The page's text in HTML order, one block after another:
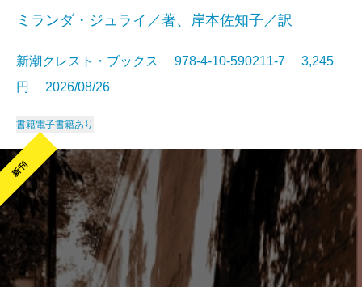
ミランダ・ジュライ／著、岸本佐知子／訳
新潮クレスト・ブックス 978-4-10-590211-7 3,245
円 2026/08/26
書籍電子書籍あり
新刊